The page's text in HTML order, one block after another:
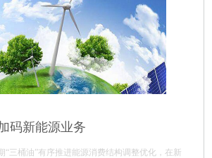
码新能源业务
“三桶油”有序推进能源消费结构调整优化，在新